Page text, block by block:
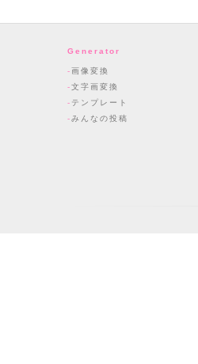
Generator
画像変換
文字画変換
テンプレート
みんなの投稿